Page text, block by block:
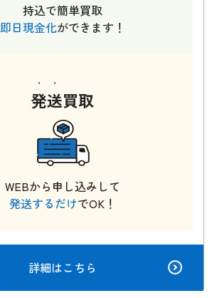
持込で簡単買取
即日現金化ができます！
発送買取
WEBから申し込みして
発送するだけでOK！
詳細はこちら